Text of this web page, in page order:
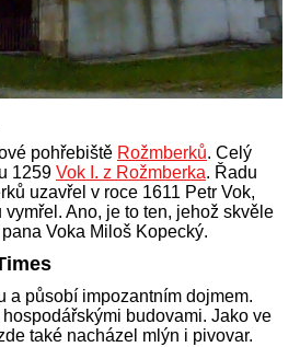
pohřebiště Rožmberků. Celý
1259 Vok I. z Rožmberka. Řadu
uzavřel v roce 1611 Petr Vok,
vymřel. Ano, je to ten, jehož skvěle
Voka Miloš Kopecký.
a působí impozantním dojmem.
budovami. Jako ve
také nacházel mlýn i pivovar.